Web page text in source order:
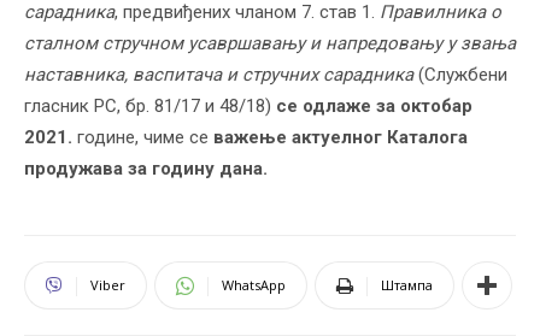
сарадника, предвиђених чланом 7. став 1. Правилника о
сталном стручном усавршавању и напредовању у звања
наставника, васпитача и стручних сарадника(Службени
гласник РС, бр. 81/17 и 48/18) се одлаже за октобар
2021. године, чиме се важење актуелног Каталога
продужава за годину дана.
Viber WhatsApp Штампа